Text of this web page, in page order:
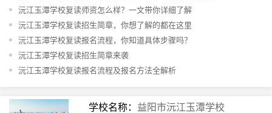
沅江玉潭学校复读师资怎么样？一文带你详细了解
沅江玉潭学校复读招生简章，你想了解的都在这里
沅江玉潭学校复读报名流程，你知道具体步骤吗？
沅江玉潭学校复读招生简章来袭
沅江玉潭学校复读报名流程及报名方法全解析
学校名称： 益阳市沅江玉潭学校